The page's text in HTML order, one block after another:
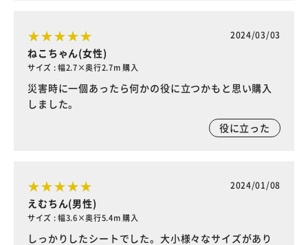
2024/03/03
ねこちゃん(女性)
サイズ : 幅2.7×奥行2.7m 購入
災害時に一個あったら何かの役に立つかもと思い購入
しました。
役に立った
2024/01/08
えむちん(男性)
サイズ : 幅3.6×奥行5.4m 購入
しっかりしたシートでした。大小様々なサイズがあり